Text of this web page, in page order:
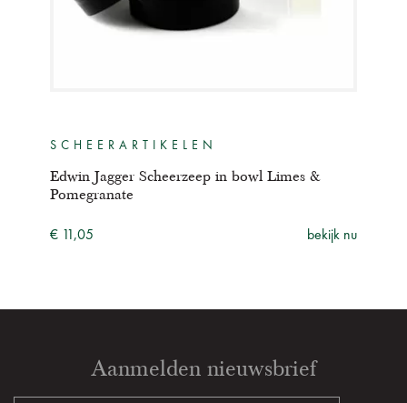
SCHEERARTIKELEN
Edwin Jagger Scheerzeep in bowl Limes &
Pomegranate
€ 11,05 bekijk nu
Aanmelden nieuwsbrief